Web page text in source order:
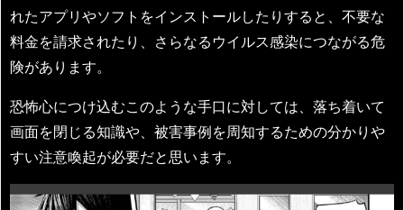
れたアプリやソフトをインストールしたりすると、不要な
料金を請求されたり、さらなるウイルス感染につながる危
険があります。
恐怖心につけ込むこのような手口に対しては、落ち着いて
画面を閉じる知識や、被害事例を周知するための分かりや
すい注意喚起が必要だと思います。